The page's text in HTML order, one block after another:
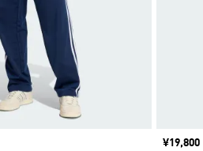
価格
¥19,800